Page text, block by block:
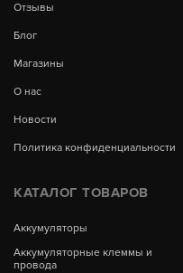
Отзывы
Блог
Магазины
О нас
Новости
Политика конфиденциальности
КАТАЛОГ ТОВАРОВ
Аккумуляторы
Аккумуляторные клеммы и
провода